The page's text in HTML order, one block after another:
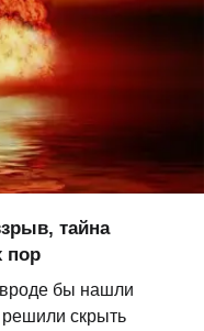
тайна
пор
бы нашли
решили скрыть